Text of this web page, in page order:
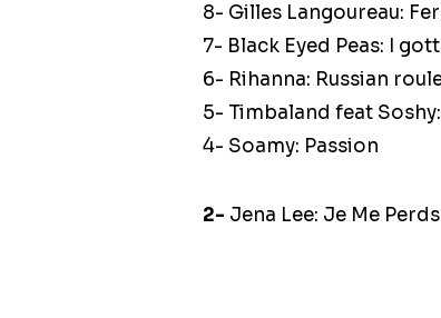
8- Gilles Langoureau:
7- Black Eyed Peas: I
6- Rihanna: Russian
5- Timbaland feat
4- Soamy: Passion
2- Jena Lee: Je Me Perds